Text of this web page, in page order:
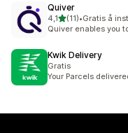
Quiver
4,1av 5 stjerner
(11)
Totalt 11 omtaler
•Gratis å
Quiver enables you
Kwik Delivery
Gratis
Your Parcels